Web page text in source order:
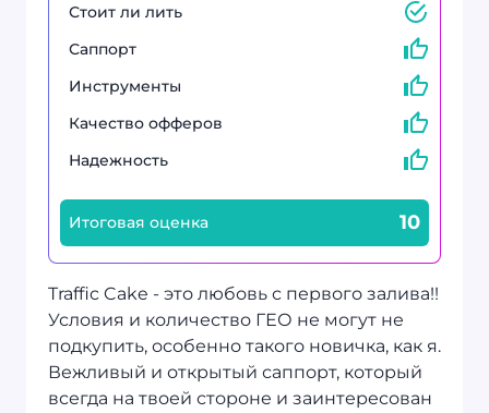
Стоит ли лить
Саппорт
Инструменты
Качество офферов
Надежность
Итоговая оценка 10
Traffic Cake - это любовь с первого залива!!
Условия и количество ГЕО не могут не
подкупить, особенно такого новичка, как я.
Вежливый и открытый саппорт, который
всегда на твоей стороне и заинтересован